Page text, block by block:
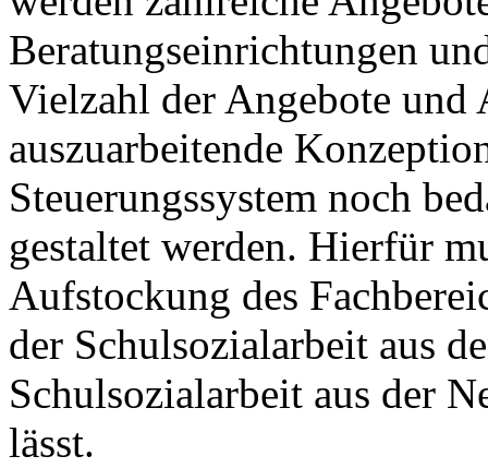
Beratungseinrichtungen
Vielzahl der Angebote und
auszuarbeitende
Steuerungssystem noch
gestaltet werden. Hierfür
Aufstockung des
der Schulsozialarbeit aus
Schulsozialarbeit aus der
lässt.